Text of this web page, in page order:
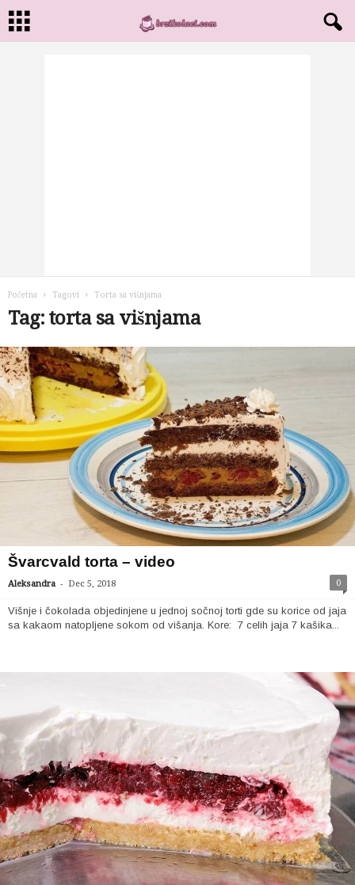
Početna Tagovi Torta sa višnjama
Tag: torta sa višnjama
Švarcvald torta – video
Aleksandra - Dec 5, 2018 0
Višnje i čokolada objedinjene u jednoj sočnoj torti gde su korice od jaja
sa kakaom natopljene sokom od višanja. Kore: 7 celih jaja 7 kašika...